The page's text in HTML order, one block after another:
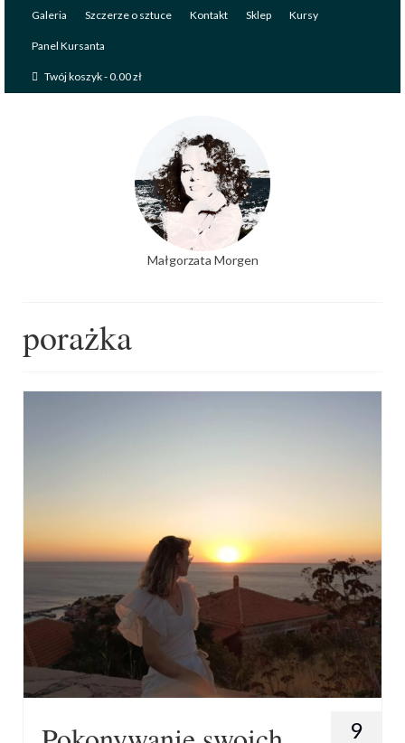
Galeria Szczerze o sztuce Kontakt Sklep Kursy
Panel Kursanta
Twój koszyk-0.00zł
Małgorzata Morgen
porażka
9